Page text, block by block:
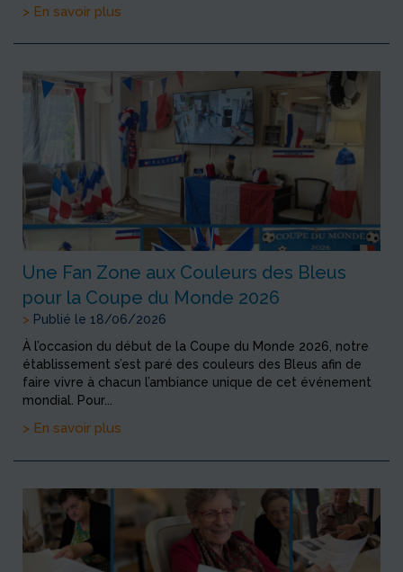
> En savoir plus
Une Fan Zone aux Couleurs des Bleus
pour la Coupe du Monde 2026
> Publié le 18/06/2026
À l’occasion du début de la Coupe du Monde 2026, notre
établissement s’est paré des couleurs des Bleus afin de
faire vivre à chacun l’ambiance unique de cet événement
mondial. Pour...
> En savoir plus